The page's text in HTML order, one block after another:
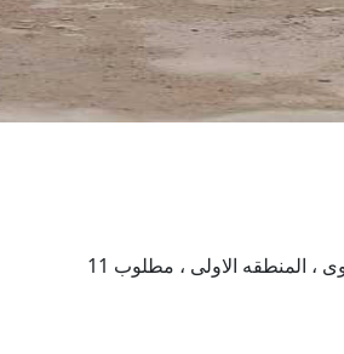
"مصنع 1600 متر مبنى جمالون 400 متر و عنبر خرسانه 400 متر نشاط كيماوى ، المنطقه الاولى ، مطلوب 11